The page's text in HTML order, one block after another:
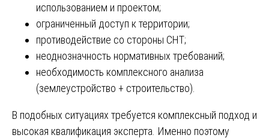
использованием и проектом;
ограниченный доступ к территории;
противодействие со стороны СНТ;
неоднозначность нормативных требований;
необходимость комплексного анализа
(землеустройство + строительство).
В подобных ситуациях требуется комплексный подход и
высокая квалификация эксперта. Именно поэтому